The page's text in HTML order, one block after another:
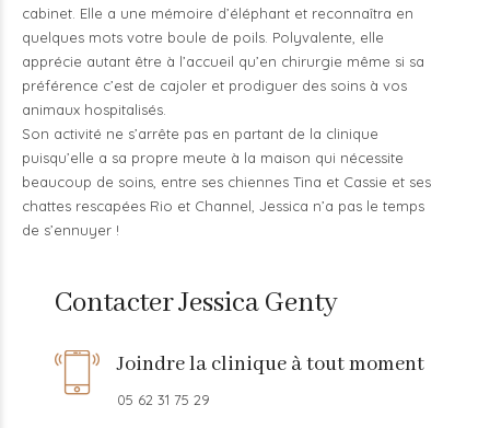
cabinet. Elle a une mémoire d’éléphant et reconnaîtra en
quelques mots votre boule de poils. Polyvalente, elle
apprécie autant être à l’accueil qu’en chirurgie même si sa
préférence c’est de cajoler et prodiguer des soins à vos
animaux hospitalisés.
Son activité ne s’arrête pas en partant de la clinique
puisqu’elle a sa propre meute à la maison qui nécessite
beaucoup de soins, entre ses chiennes Tina et Cassie et ses
chattes rescapées Rio et Channel, Jessica n’a pas le temps
de s’ennuyer !
Contacter Jessica Genty
Joindre la clinique à tout moment
05 62 31 75 29